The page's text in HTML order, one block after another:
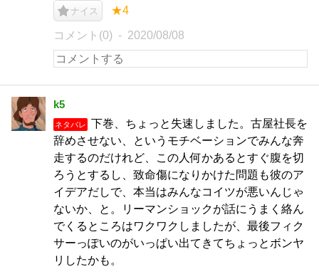
ナイス ★4
コメント(0) 2020/08/08
k5
ネタバレ
下巻、ちょっと失速しました。古屋社長を
辞めさせない、というモチベーションでみんな奔
走するのだけれど、この人何かあるとすぐ腹を切
ろうとするし、致命傷になりかけた問題も彼のア
イデアだしで、本当はみんなコイツが悪いんじゃ
ないか、と。リーマンショックが話にうまく絡ん
でくるところはワクワクしましたが、最後フィク
サーっぽいのがいっぱい出てきてちょっとボンヤ
リしたかも。